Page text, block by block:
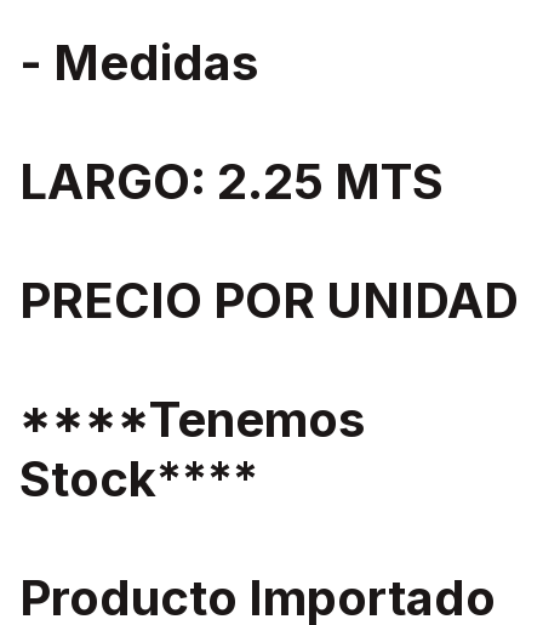
- Medidas
LARGO: 2.25 MTS
PRECIO POR UNIDAD
****Tenemos
Stock****
Producto Importado